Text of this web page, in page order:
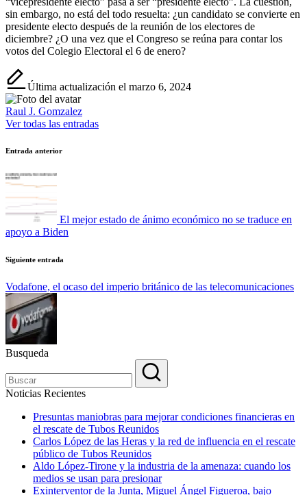
sin embargo, no está del todo resuelta: ¿un candidato se convierte en
presidente electo después de la reunión de los electores de
diciembre? ¿O una vez que el Congreso se reúna para contar los
votos del Colegio Electoral el 6 de enero?
Última actualización el marzo 6, 2024
Raul J. Gomzalez
Ver todas las entradas
Navegación
de
entradas
Entrada anterior
El mejor estado de ánimo económico no se traduce en
apoyo a Biden
Siguiente entrada
Vodafone, el ocaso del imperio británico de las telecomunicaciones
Busqueda
Noticias Recientes
Presuntas maniobras para mejorar condiciones financieras en
el rescate de Tubos Reunidos
Carlos López de las Heras y la red de influencia en el rescate
público de Tubos Reunidos
Aldo López-Tirone y la industria de la amenaza: cuando los
medios se usan para presionar
Exinterventor de la Junta, Miguel Ángel Figueroa, bajo